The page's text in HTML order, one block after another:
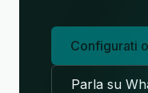
Configurati
Parla su